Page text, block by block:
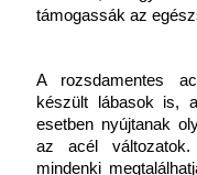
támogassák az
A rozsdamentes
készült lábasok is,
esetben nyújtanak
az acél
mindenki